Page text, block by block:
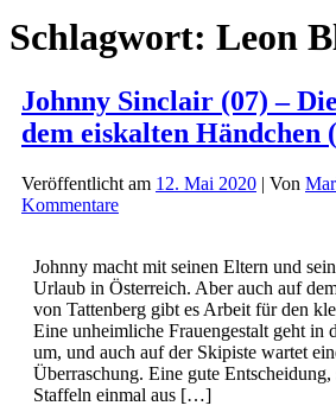
Schlagwort: Leon
Johnny Sinclair (07) –
dem eiskalten Händchen
Veröffentlicht am 12. Mai 2020 | Von
Kommentare
Johnny macht mit seinen Eltern und
Urlaub in Österreich. Aber auch auf
von Tattenberg gibt es Arbeit für den
Eine unheimliche Frauengestalt geht in
um, und auch auf der Skipiste wartet
Überraschung. Eine gute
Staffeln einmal aus […]